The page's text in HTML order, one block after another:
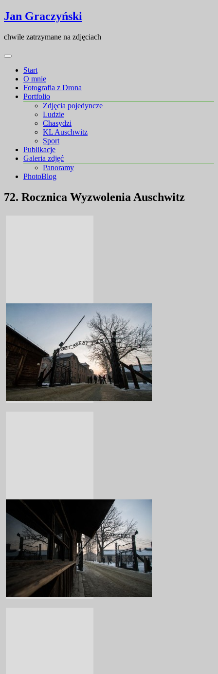
Skip
to
Skip
to
Jan Graczyński
chwile zatrzymane na zdjęciach
Start
O mnie
Fotografia z Drona
Portfolio
Zdjęcia pojedyncze
Ludzie
Chasydzi
KL Auschwitz
Sport
Publikacje
Galeria zdjęć
Panoramy
PhotoBlog
72. Rocznica Wyzwolenia Auschwitz